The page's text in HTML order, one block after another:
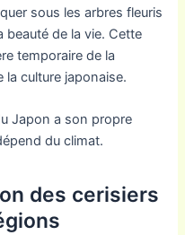
sous les arbres fleuris
beauté de la vie. Cette
temporaire de la
culture japonaise.
Japon a son propre
du climat.
des cerisiers